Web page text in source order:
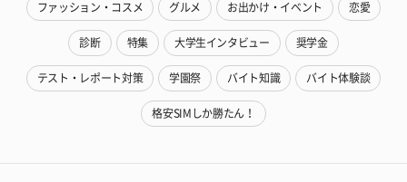
ファッション・コスメ グルメ お出かけ・イベント 恋愛
診断 特集 大学生インタビュー 奨学金
テスト・レポート対策 学園祭 バイト知識 バイト体験談
格安SIMしか勝たん！